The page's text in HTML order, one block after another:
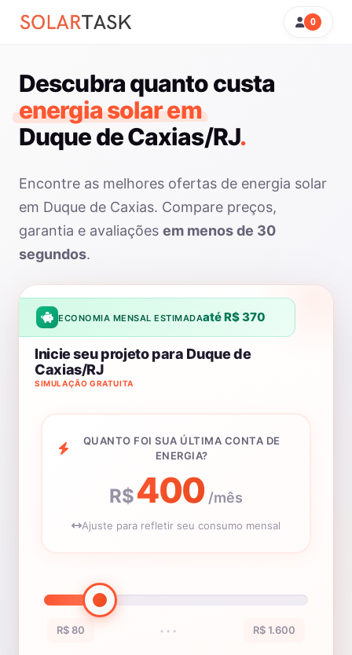
0
Descubra quanto custa
energia solar em
Duque de Caxias/RJ.
Encontre as melhores ofertas de energia solar
em Duque de Caxias. Compare preços,
garantia e avaliações em menos de 30
segundos.
ECONOMIA MENSAL ESTIMADAaté R$ 370
SIMULAÇÃO GRATUITA
Inicie seu projeto para Duque de
Caxias/RJ
QUANTO FOI SUA ÚLTIMA CONTA DE
ENERGIA?
R$400 /mês
Ajuste para refletir seu consumo mensal
R$ 80 ••• R$ 1.600